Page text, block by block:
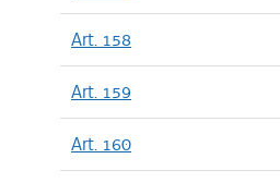
Art. 158
Art. 159
Art. 160